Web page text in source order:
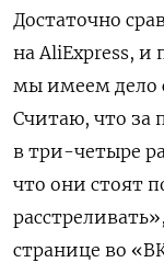
Достаточно
на AliExpress, и
мы имеем дело
Считаю, что за
в три-четыре
что они стоят
странице во